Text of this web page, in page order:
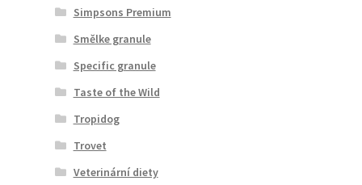
Simpsons Premium
Smělke granule
Specific granule
Taste of the Wild
Tropidog
Trovet
Veterinární diety